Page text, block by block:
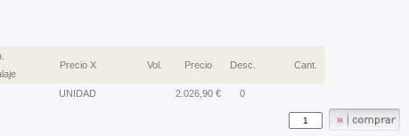
Precio X Vol. Precio Desc. Cant.
UNIDAD 2.026,90 € 0